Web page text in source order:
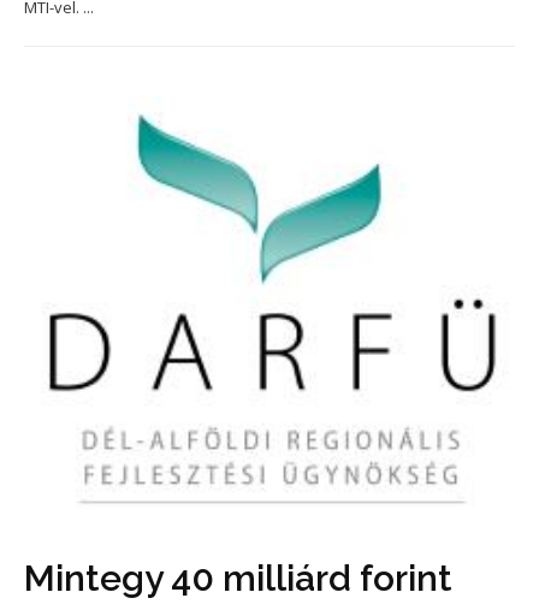
MTI-vel. ...
Mintegy 40 milliárd forint